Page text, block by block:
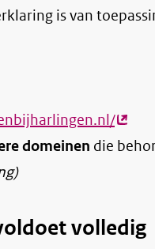
is van
link)
domeinen die
volledig